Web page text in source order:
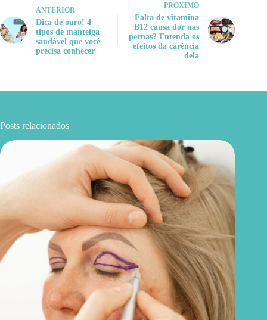
ANTERIOR
Dica de ouro! 4
tipos de manteiga
saudável que você
precisa conhecer
PRÓXIMO
Falta de vitamina
B12 causa dor nas
pernas? Entenda os
efeitos da carência
dela
Posts relacionados